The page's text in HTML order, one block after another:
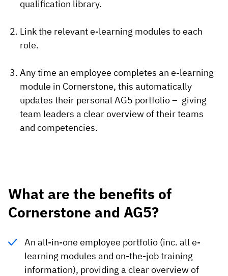
qualification library.
Link the relevant e-learning modules to each
role.
Any time an employee completes an e-learning
module in Cornerstone, this automatically
updates their personal AG5 portfolio – giving
team leaders a clear overview of their teams
and competencies.
What are the benefits of
Cornerstone and AG5?
An all-in-one employee portfolio (inc. all e-
learning modules and on-the-job training
information), providing a clear overview of